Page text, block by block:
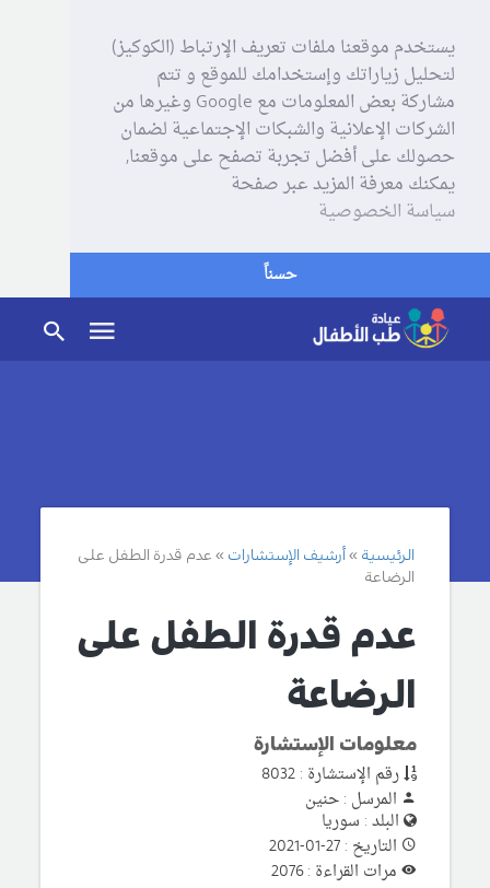
يستخدم موقعنا ملفات تعريف الإرتباط (الكوكيز)
لتحليل زياراتك وإستخدامك للموقع و تتم
مشاركة بعض المعلومات مع Google وغيرها من
الشركات الإعلانية والشبكات الإجتماعية لضمان
حصولك على أفضل تجربة تصفح على موقعنا,
يمكنك معرفة المزيد عبر صفحة
سياسة الخصوصية
حسناً
الرئيسية أرشيف الإستشارات
عدم قدرة الطفل على
الرضاعة
عدم قدرة الطفل على
الرضاعة
معلومات الإستشارة
رقم الإستشارة : 8032
المرسل : حنين
البلد : سوريا
التاريخ : 27-01-2021
مرات القراءة : 2076